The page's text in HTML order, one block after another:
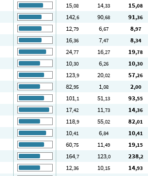
15,08 14,33 15,08
142,6 90,68 91,36
12,79 6,67 8,97
16,36 7,47 8,34
24,77 16,27 19,78
10,30 6,26 10,30
123,9 20,02 57,26
82,95 1,08 2,00
101,1 51,13 93,55
17,42 11,73 14,36
118,9 55,02 82,01
10,41 6,84 10,41
60,75 11,49 19,15
164,7 123,0 238,2
12,36 10,15 14,93